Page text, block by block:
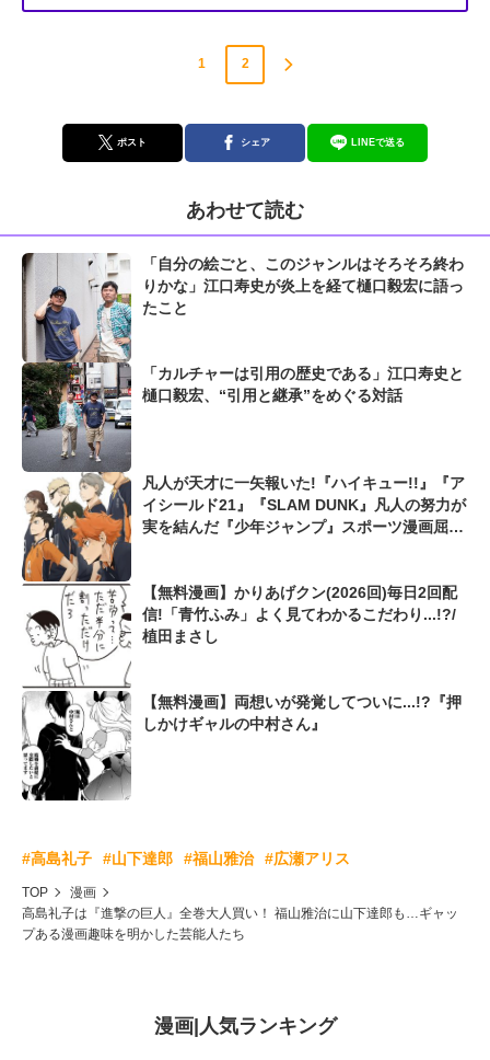
1 2
ポスト シェア LINEで送る
あわせて読む
「自分の絵ごと、このジャンルはそろそろ終わ
りかな」江口寿史が炎上を経て樋口毅宏に語っ
たこと
「カルチャーは引用の歴史である」江口寿史と
樋口毅宏、“引用と継承”をめぐる対話
凡人が天才に一矢報いた!『ハイキュー!!』『ア
イシールド21』『SLAM DUNK』凡人の努力が
実を結んだ『少年ジャンプ』スポーツ漫画屈指
【無料漫画】かりあげクン(2026回)毎日2回配
信!「青竹ふみ」よく見てわかるこだわり...!?/
植田まさし
【無料漫画】両想いが発覚してついに...!?『押
しかけギャルの中村さん』
#高島礼子 #山下達郎 #福山雅治 #広瀬アリス
TOP
漫画
高島礼子は『進撃の巨人』全巻大人買い！ 福山雅治に山下達郎も…ギャッ
プある漫画趣味を明かした芸能人たち
漫画| 人気ランキング